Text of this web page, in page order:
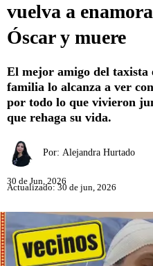
vuelva a
Óscar y muere
El mejor amigo del taxista
familia lo alcanza a ver
por todo lo que vivieron
que rehaga su vida.
Por: Alejandra Hurtado
30 de Jun, 2026
Actualizado: 30 de jun, 2026